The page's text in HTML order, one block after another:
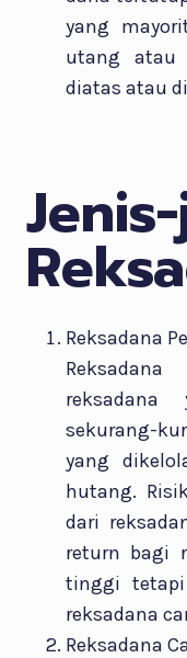
yang
utang atau
diatas atau
Reksadana
reksadana
sekurang-
yang
hutang.
dari
return bagi
tinggi
reksadana
Reksadana